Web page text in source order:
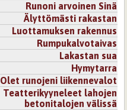
Runoni arvoinen Sinä
Älyttömästi rakastan
Luottamuksen rakennus
Rumpukalvotaivas
Lakastan sua
Hymytarra
Olet runojeni liikennevalot
Teatterikyyneleet lahojen
betonitalojen välissä